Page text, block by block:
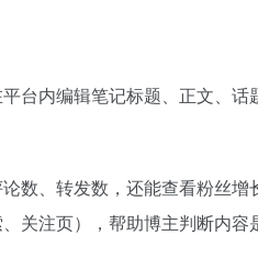
台内编辑笔记标题、正文、话
数、转发数，还能查看粉丝增
关注页），帮助博主判断内容
1 总书记心系全民健身
3 公务员医生休假了 窗口谁